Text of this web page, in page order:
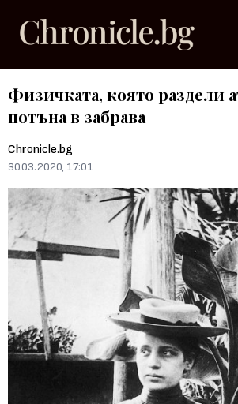
Физичката, която раздели
потъна в забрава
Chronicle.bg
30.03.2020, 17:01